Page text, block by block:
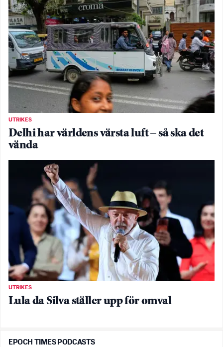
UTRIKES
Delhi har världens värsta luft – så ska det
vända
UTRIKES
Lula da Silva ställer upp för omval
EPOCH TIMES PODCASTS